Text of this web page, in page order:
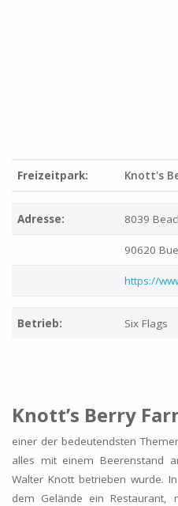
Freizeitpark: Knott's
Adresse: 8039
90620
https://
Betrieb: Six Flags
Knott’s Berry
einer der bedeutendsten
alles mit einem Beerenstand
Walter Knott betrieben wurde.
dem Gelände ein Restaurant,